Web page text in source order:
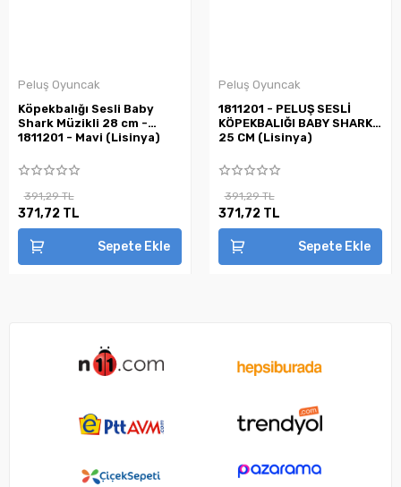
Peluş Oyuncak
Köpekbalığı Sesli Baby
Shark Müzikli 28 cm -
1811201 - Mavi (Lisinya)
391,29 TL
371,72 TL
Sepete Ekle
Peluş Oyuncak
1811201 - PELUŞ SESLİ
KÖPEKBALIĞI BABY SHARK
25 CM (Lisinya)
391,29 TL
371,72 TL
Sepete Ekle